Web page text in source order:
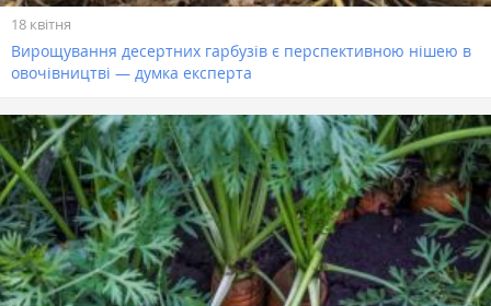
18 квітня
Вирощування десертних гарбузів є перспективною нішею в
овочівництві — думка експерта